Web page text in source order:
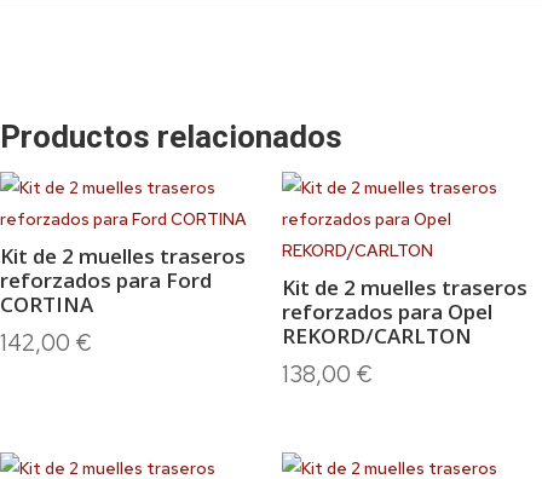
Productos relacionados
Kit de 2 muelles traseros
reforzados para Ford
CORTINA
142,00 €
Kit de 2 muelles traseros
reforzados para Opel
REKORD/CARLTON
138,00 €